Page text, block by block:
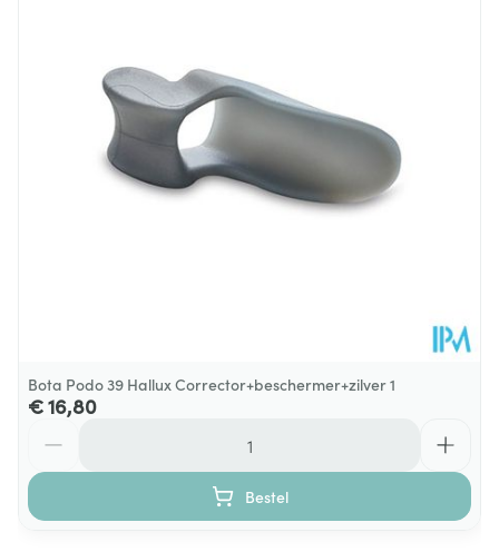
Hoeveelheid
Verpakking
Paar
Kamertemperatuur (15°C - 25°C)
Bota Podo 39 Hallux Corrector+beschermer+zilver 1
€ 16,80
Bestel